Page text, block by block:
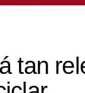
tan